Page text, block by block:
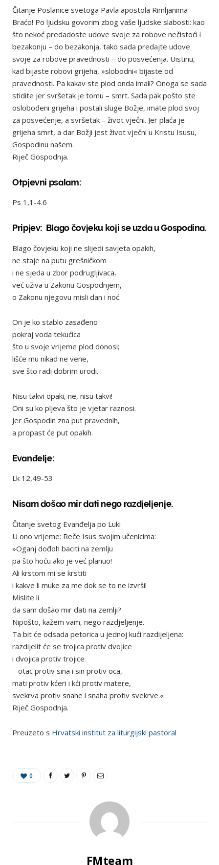
Čitanje Poslanice svetoga Pavla apostola Rimljanima
Braćo! Po ljudsku govorim zbog vaše ljudske slabosti: kao
što nekoć predadoste udove svoje za robove nečistoći i
bezakonju – do bezakonja, tako sada predajte udove
svoje za robove pravednosti – do posvećenja. Uistinu,
kad bijaste robovi grijeha, »slobodni« bijaste od
pravednosti. Pa kakav ste plod onda imali? Onoga se sada
stidite jer svršetak je tomu – smrt. Sada pak pošto ste
oslobođeni grijeha i postali sluge Božje, imate plod svoj
za posvećenje, a svršetak – život vječni. Jer plaća je
grijeha smrt, a dar Božji jest život vječni u Kristu Isusu,
Gospodinu našem.
Riječ Gospodnja.
Otpjevni psalam:
Ps 1,1-4.6
Pripjev: Blago čovjeku koji se uzda u Gospodina.
Blago čovjeku koji ne slijedi savjeta opakih,
ne staje na putu grešničkom
i ne sjeda u zbor podrugljivaca,
već uživa u Zakonu Gospodnjem,
o Zakonu njegovu misli dan i noć.
On je ko stablo zasađeno
pokraj voda tekućica
što u svoje vrijeme plod donosi;
lišće mu nikad ne vene,
sve što radi dobrim urodi.
Nisu takvi opaki, ne, nisu takvi!
Oni su ko pljeva što je vjetar raznosi.
Jer Gospodin zna put pravednih,
a propast će put opakih.
Evanđelje:
Lk 12,49-53
Nisam došao mir dati nego razdjeljenje.
Čitanje svetog Evanđelja po Luki
U ono vrijeme: Reče Isus svojim učenicima:
»Oganj dođoh baciti na zemlju
pa što hoću ako je već planuo!
Ali krstom mi se krstiti
i kakve li muke za me dok se to ne izvrši!
Mislite li
da sam došao mir dati na zemlji?
Nipošto, kažem vam, nego razdjeljenje.
Ta bit će odsada petorica u jednoj kući razdijeljena:
razdijelit će se trojica protiv dvojice
i dvojica protiv trojice
– otac protiv sina i sin protiv oca,
mati protiv kćeri i kći protiv matere,
svekrva protiv snahe i snaha protiv svekrve.«
Riječ Gospodnja.
Preuzeto s Hrvatski institut za liturgijski pastoral
0
FMteam